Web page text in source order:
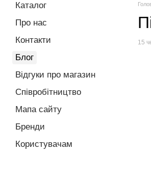
15
Каталог
Про нас
Контакти
Блог
Відгуки про магазин
Співробітництво
Мапа сайту
Бренди
Користувачам